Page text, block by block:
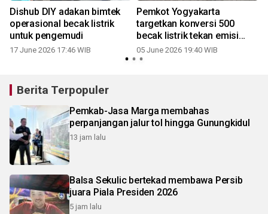
Dishub DIY adakan bimtek
operasional becak listrik
untuk pengemudi
17 June 2026 17:46 WIB
Pemkot Yogyakarta
targetkan konversi 500
becak listrik tekan emisi
transportasi
05 June 2026 19:40 WIB
Berita Terpopuler
Pemkab-Jasa Marga membahas
perpanjangan jalur tol hingga Gunungkidul
13 jam lalu
Balsa Sekulic bertekad membawa Persib
juara Piala Presiden 2026
5 jam lalu